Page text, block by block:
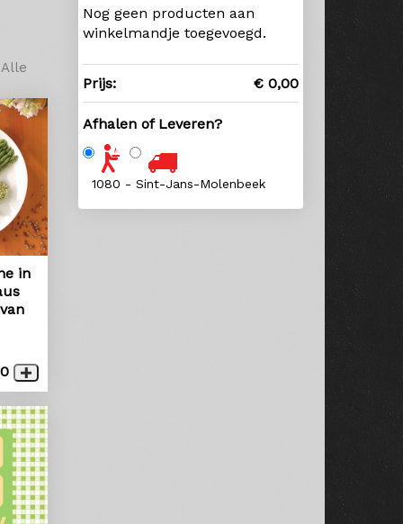
in
Nog geen producten aan
winkelmandje toegevoegd.
Prijs: € 0,00
Afhalen of Leveren?
1080 - Sint-Jans-Molenbeek